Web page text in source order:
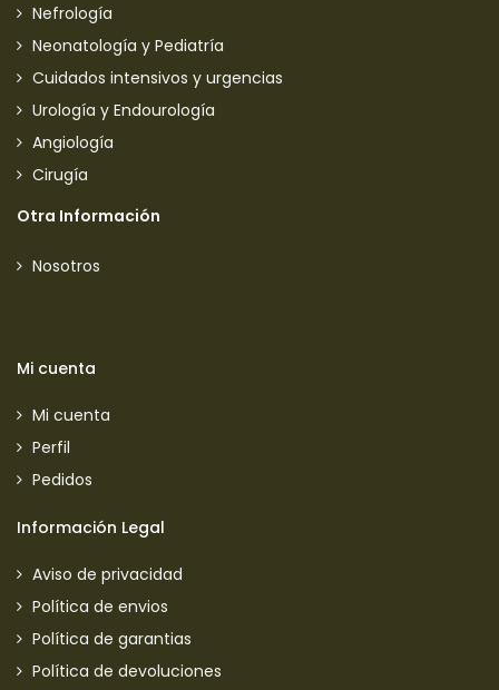
Nefrología
Neonatología y Pediatría
Cuidados intensivos y urgencias
Urología y Endourología
Angiología
Cirugía
Otra Información
Nosotros
Mi cuenta
Mi cuenta
Perfil
Pedidos
Información Legal
Aviso de privacidad
Política de envios
Política de garantias
Política de devoluciones